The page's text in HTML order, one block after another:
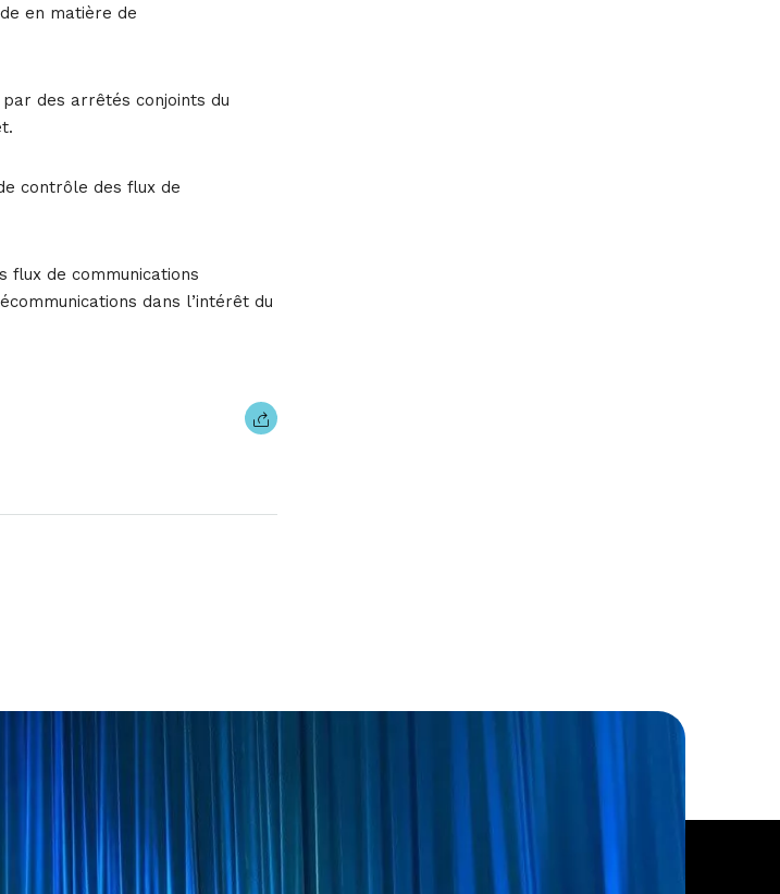
en matière de
des arrêtés conjoints du
contrôle des flux de
flux de communications
dans l’intérêt du